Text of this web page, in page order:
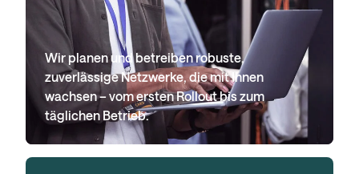
Wir planen und betreiben robuste,
zuverlässige Netzwerke, die mit Ihnen
wachsen – vom ersten Rollout bis zum
täglichen Betrieb.